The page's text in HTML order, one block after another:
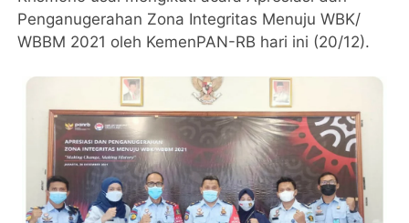
Penganugerahan Zona Integritas Menuju WBK/
WBBM 2021 oleh KemenPAN-RB hari ini (20/12).